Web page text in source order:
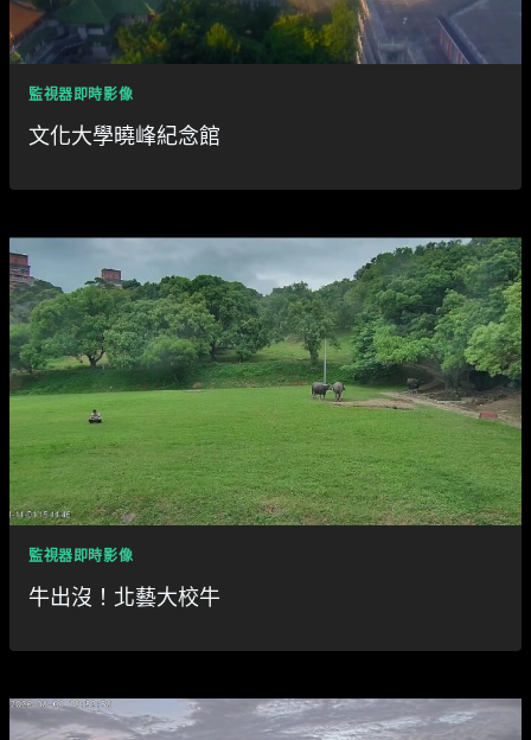
監視器即時影像
文化大學曉峰紀念館
監視器即時影像
牛出沒！北藝大校牛